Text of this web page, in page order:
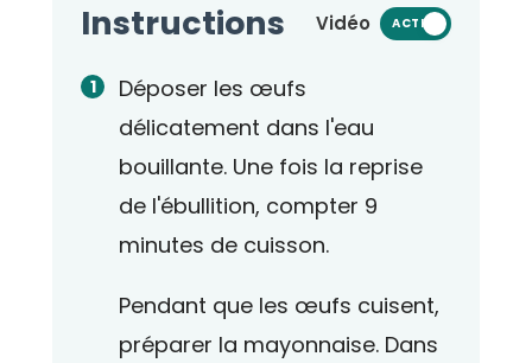
Instructions Vidéo ACTIVÉ
Déposer les œufs
délicatement dans l'eau
bouillante. Une fois la reprise
de l'ébullition, compter 9
minutes de cuisson.
Pendant que les œufs cuisent,
préparer la mayonnaise. Dans